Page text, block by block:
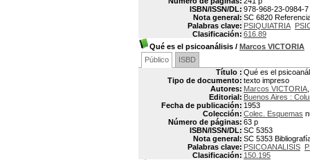
ISBN/ISSN/DL: 978-968-23-0984-7
Nota general: SC 6820
Palabras clave: PSIQUIATRIA
Clasificación: 616.89
Qué es el psicoanálisis / Marcos VICTORIA
Público
ISBD
Título : Qué es el
Tipo de documento: texto impreso
Autores: Marcos VICTORIA
Editorial: Buenos Aires :
Fecha de publicación: 1953
Colección: Colec. Esquemas
Número de páginas: 63 p
ISBN/ISSN/DL: SC 5353
Nota general: SC 5353
Palabras clave: PSICOANALISIS
Clasificación: 150.195